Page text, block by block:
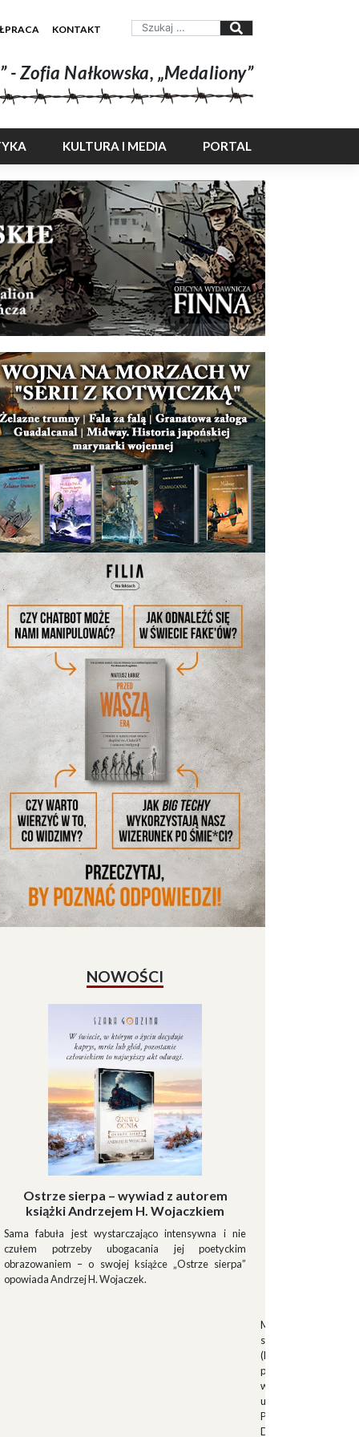
KONTAKT
Zofia Nałkowska, „Medaliony”
KULTURA I MEDIA PORTAL
NOWOŚCI
Ostrze sierpa – wywiad z autorem
książki Andrzejem H. Wojaczkiem
Sama fabuła jest wystarczająco intensywna i nie
czułem potrzeby ubogacania jej poetyckim
obrazowaniem – o swojej książce „Ostrze sierpa”
opowiada Andrzej H. Wojaczek.
Muszkieterowie
stanowili elitarną
(Milizia Volontaria
pełniącą rolę
w latach 1923-
uroczystościach
Palazzo Venezia w
Duce.